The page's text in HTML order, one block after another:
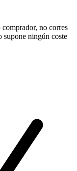
no corres
ningún coste